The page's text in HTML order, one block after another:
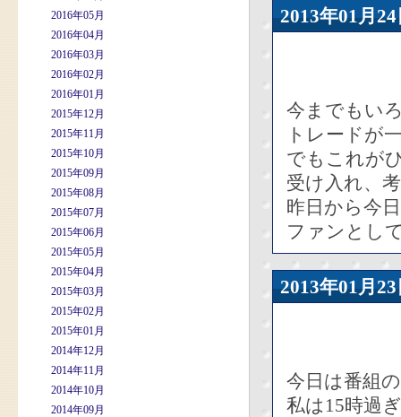
2016年05月
2016年04月
2016年03月
2016年02月
2016年01月
2015年12月
2015年11月
2015年10月
2015年09月
2015年08月
2015年07月
2015年06月
2015年05月
2015年04月
2015年03月
2015年02月
2015年01月
2014年12月
2014年11月
2014年10月
2014年09月
2013年01
今までもい
トレードが
でもこれが
受け入れ、
昨日から今
ファンとし
2013年01
今日は番組
私は15時過